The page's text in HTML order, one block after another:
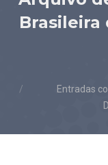
Brasileira
Entradas